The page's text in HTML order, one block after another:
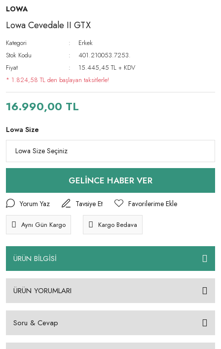
LOWA
Lowa Cevedale II GTX
Kategori
Erkek
Stok Kodu
401.210053.7253.
Fiyat
15.445,45 TL + KDV
* 1.824,58 TL den başlayan taksitlerle!
16.990,00 TL
Lowa Size
GELİNCE HABER VER
Yorum Yaz Tavsiye Et
Aynı Gün Kargo Kargo Bedava
ÜRÜN BİLGİSİ
ÜRÜN YORUMLARI
Soru & Cevap